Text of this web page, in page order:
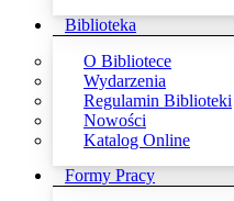
Biblioteka
O Bibliotece
Wydarzenia
Regulamin Biblioteki
Nowości
Katalog Online
Formy Pracy